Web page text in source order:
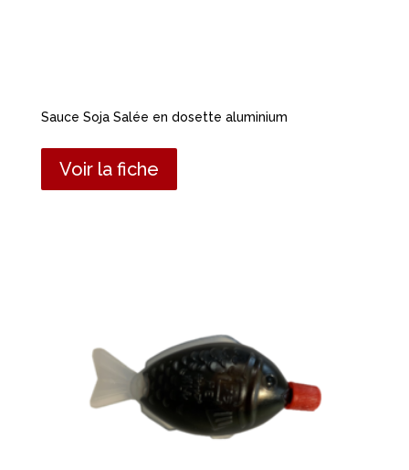
Sauce Soja Salée en dosette aluminium
Voir la fiche